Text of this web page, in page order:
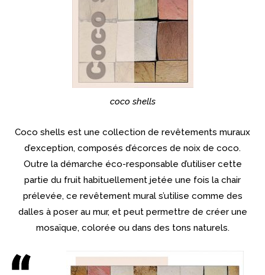
coco shells
Coco shells est une collection de revêtements muraux
d’exception, composés d’écorces de noix de coco.
Outre la démarche éco-responsable d’utiliser cette
partie du fruit habituellement jetée une fois la chair
prélevée, ce revêtement mural s’utilise comme des
dalles à poser au mur, et peut permettre de créer une
mosaïque, colorée ou dans des tons naturels.